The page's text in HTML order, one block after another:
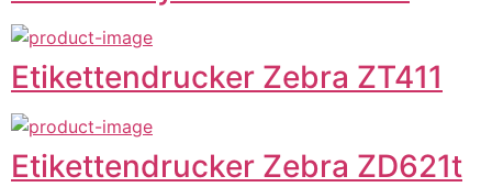
Etikettendrucker Zebra ZT411
Etikettendrucker Zebra ZD621t